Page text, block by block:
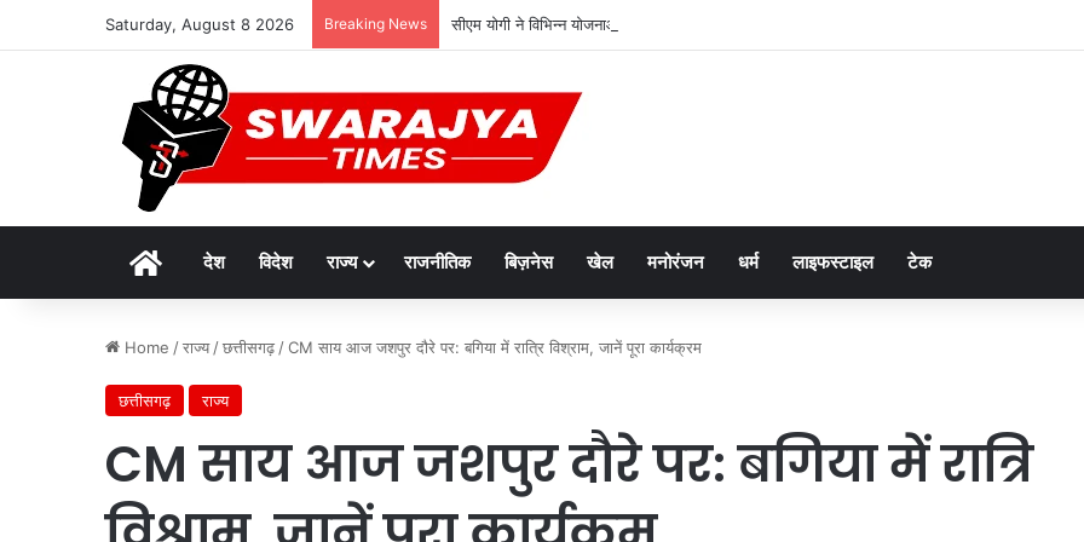
Saturday, August 8 2026 Breaking News सीएम योगी ने विभिन्न योजनाओं के लाभार्थियों को चेक, प्रमाण पत्र और सांकेतिक चाबियां सौंपी
Homeदेश विदेश राज्य राजनीतिक बिज़नेस खेल मनोरंजन धर्म लाइफस्टाइल टेक
Home /राज्य /छत्तीसगढ़ /CM साय आज जशपुर दौरे पर: बगिया में रात्रि विश्राम, जानें पूरा कार्यक्रम
छत्तीसगढ़ राज्य
CM साय आज जशपुर दौरे पर: बगिया में रात्रि